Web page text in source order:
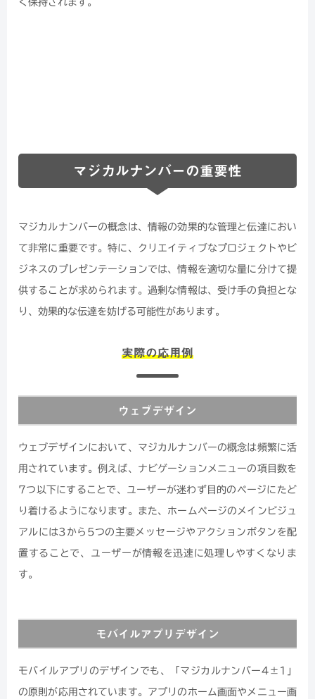
く保持されます。
マジカルナンバーの重要性
マジカルナンバーの概念は、情報の効果的な管理と伝達におい
て非常に重要です。特に、クリエイティブなプロジェクトやビ
ジネスのプレゼンテーションでは、情報を適切な量に分けて提
供することが求められます。過剰な情報は、受け手の負担とな
り、効果的な伝達を妨げる可能性があります。
実際の応用例
ウェブデザイン
ウェブデザインにおいて、マジカルナンバーの概念は頻繁に活
用されています。例えば、ナビゲーションメニューの項目数を
7つ以下にすることで、ユーザーが迷わず目的のページにたど
り着けるようになります。また、ホームページのメインビジュ
アルには3から5つの主要メッセージやアクションボタンを配
置することで、ユーザーが情報を迅速に処理しやすくなりま
す。
モバイルアプリデザイン
モバイルアプリのデザインでも、「マジカルナンバー4±1」
の原則が応用されています。アプリのホーム画面やメニュー画